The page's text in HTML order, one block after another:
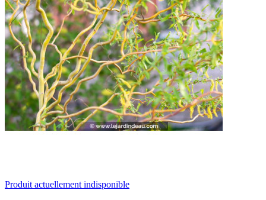
Produit actuellement indisponible